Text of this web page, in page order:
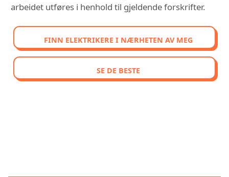
arbeidet utføres i henhold til gjeldende forskrifter.
FINN ELEKTRIKERE I NÆRHETEN AV MEG
SE DE BESTE